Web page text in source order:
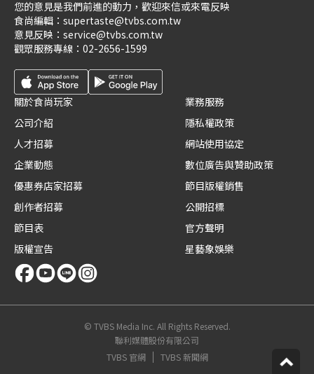
您的意見是我們前進的動力，歡迎來信或來電反映
食尚編輯： supertaste@tvbs.com.tw
意見反映： service@tvbs.com.tw
觀眾服務專線： 02-2656-1599
關於食尚玩家
公司介紹
人才招募
企業動態
優惠券店家招募
創作者招募
節目表
版權宣告
業務服務
隱私權政策
網站使用協定
數位廣告與贊助政策
節目版權銷售
公開招標
官方聲明
星藝象娛樂
© TVBS Media Inc. All Rights Reserved.
聯利媒體股份有限公司
TVBS 官網
TVBS 新聞網